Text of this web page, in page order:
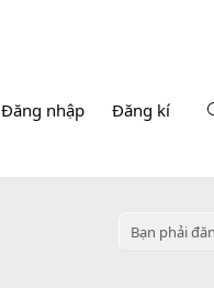
Đăng nhập Đăng kí
Bạn phải